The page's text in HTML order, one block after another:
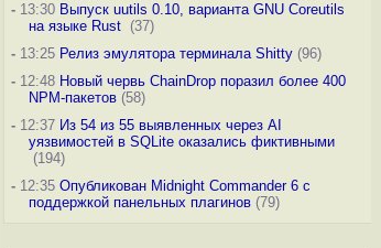
-13:30 Выпуск uutils 0.10, варианта GNU Coreutils
на языке Rust (37)
-13:25 Релиз эмулятора терминала Shitty(96)
-12:48 Новый червь ChainDrop поразил более 400
NPM-пакетов(58)
-12:37 Из 54 из 55 выявленных через AI
уязвимостей в SQLite оказались фиктивными
(194)
-12:35 Опубликован Midnight Commander 6 c
поддержкой панельных плагинов(79)